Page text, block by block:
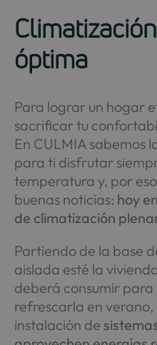
óptima
Para lograr un hogar
sacrificar tu
En CULMIA sabemos
para ti disfrutar
temperatura y, por
buenas noticias: hoy
de climatización
Partiendo de la base
aislada esté la
deberá consumir
refrescarla en
instalación de